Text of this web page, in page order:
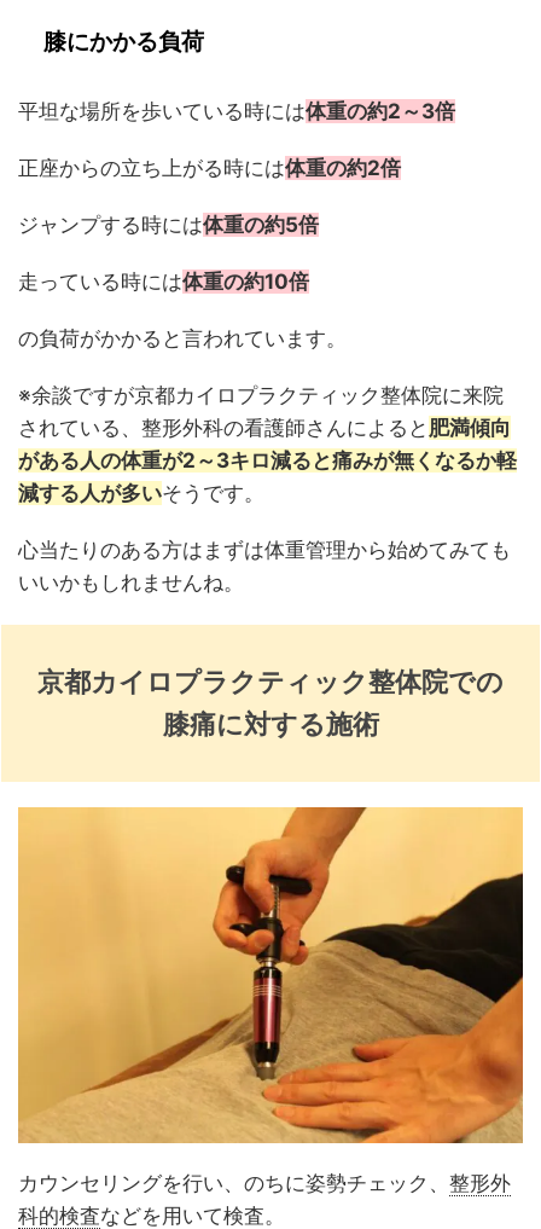
膝にかかる負荷
平坦な場所を歩いている時には体重の約2～3倍
正座からの立ち上がる時には体重の約2倍
ジャンプする時には体重の約5倍
走っている時には体重の約10倍
の負荷がかかると言われています。
※余談ですが京都カイロプラクティック整体院に来院
されている、整形外科の看護師さんによると 肥満傾向
がある人の体重が2～3キロ減ると痛みが無くなるか軽
減する人が多いそうです。
心当たりのある方はまずは体重管理から始めてみても
いいかもしれませんね。
京都カイロプラクティック整体院での
膝痛に対する施術
カウンセリングを行い、のちに姿勢チェック、 整形外
科的検査などを用いて検査。